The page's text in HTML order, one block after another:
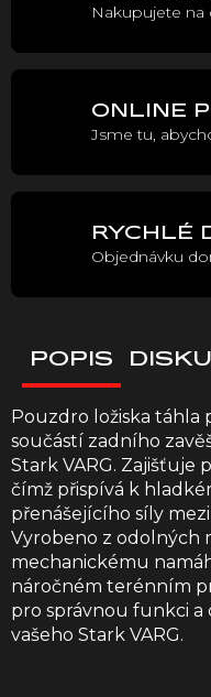
Nakupujete
ONLINE
Jsme tu,
RYCHLÉ
Objednávku
POPIS
Pouzdro ložiska táhla
součástí zadního
Stark VARG. Zajišťuje
čímž přispívá k
přenášejícího síly
Vyrobeno z odolných
mechanickému
náročném terénním
pro správnou funkci
vašeho Stark VARG.